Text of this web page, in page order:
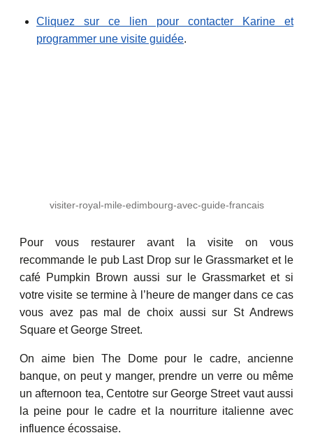
Cliquez sur ce lien pour contacter Karine et
programmer une visite guidée.
visiter-royal-mile-edimbourg-avec-guide-francais
Pour vous restaurer avant la visite on vous
recommande le pub Last Drop sur le Grassmarket et le
café Pumpkin Brown aussi sur le Grassmarket et si
votre visite se termine à l’heure de manger dans ce cas
vous avez pas mal de choix aussi sur St Andrews
Square et George Street.
On aime bien The Dome pour le cadre, ancienne
banque, on peut y manger, prendre un verre ou même
un afternoon tea, Centotre sur George Street vaut aussi
la peine pour le cadre et la nourriture italienne avec
influence écossaise.